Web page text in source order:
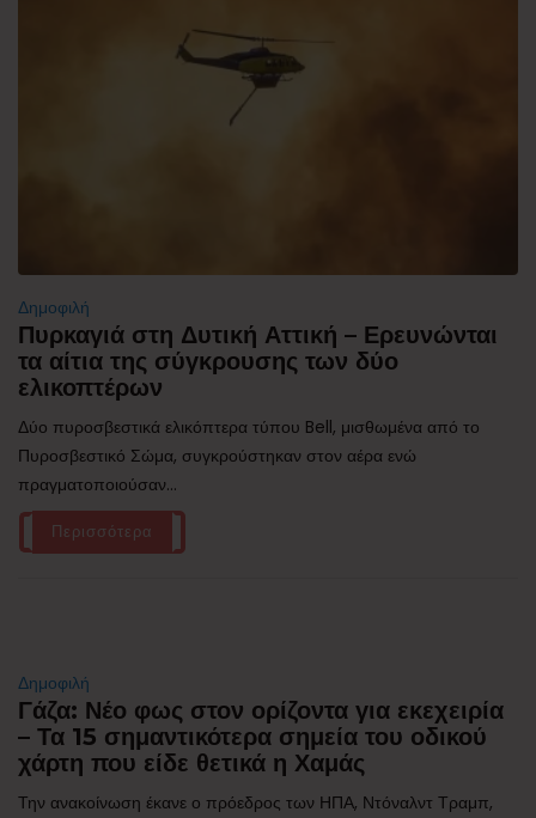
Δημοφιλή
Πυρκαγιά στη Δυτική Αττική – Ερευνώνται
τα αίτια της σύγκρουσης των δύο
ελικοπτέρων
Δύο πυροσβεστικά ελικόπτερα τύπου Bell, μισθωμένα από το
Πυροσβεστικό Σώμα, συγκρούστηκαν στον αέρα ενώ
πραγματοποιούσαν...
Περισσότερα
Δημοφιλή
Γάζα: Νέο φως στον ορίζοντα για εκεχειρία
– Τα 15 σημαντικότερα σημεία του οδικού
χάρτη που είδε θετικά η Χαμάς
Την ανακοίνωση έκανε ο πρόεδρος των ΗΠΑ, Ντόναλντ Τραμπ,